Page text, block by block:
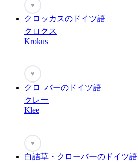
♥
クロッカスのドイツ語
クロクス
Krokus
♥
クロｰバーのドイツ語
クレー
Klee
♥
白詰草・クローバーのドイツ語